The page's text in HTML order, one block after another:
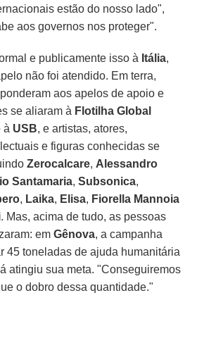
estão do nosso lado",
aos governos nos proteger".
e publicamente isso à Itália,
não foi atendido. Em terra,
aos apelos de apoio e
se aliaram à Flotilha Global
à USB, e artistas, atores,
e figuras conhecidas se
Zerocalcare, Alessandro
Santamaria,Subsonica,
, Laika, Elisa, Fiorella Mannoia
. Mas, acima de tudo, as pessoas
emGênova, a campanha
45 toneladas de ajuda humanitária
atingiu sua meta. "Conseguiremos
o dobro dessa quantidade."